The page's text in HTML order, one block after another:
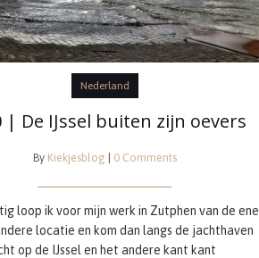
Nederland
| De IJssel buiten zijn oevers
By Kiekjesblog 0 Comments
loop ik voor mijn werk in Zutphen van de ene
locatie en kom dan langs de jachthaven
op de IJssel en het andere kant kant